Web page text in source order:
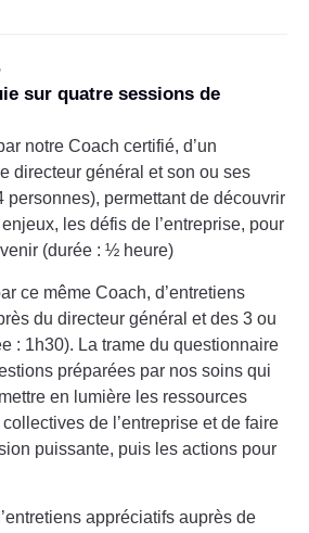
sur quatre sessions de
notre Coach certifié, d’un
directeur général et son ou ses
personnes), permettant de découvrir
les défis de l’entreprise, pour
(durée : ½ heure)
ce même Coach, d’entretiens
du directeur général et des 3 ou
: 1h30). La trame du questionnaire
préparées par nos soins qui
en lumière les ressources
de l’entreprise et de faire
puissante, puis les actions pour
appréciatifs auprès de